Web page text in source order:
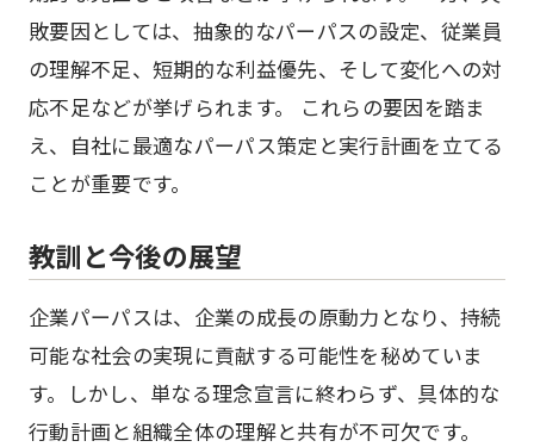
敗要因としては、抽象的なパーパスの設定、従業員
の理解不足、短期的な利益優先、そして変化への対
応不足などが挙げられます。 これらの要因を踏ま
え、自社に最適なパーパス策定と実行計画を立てる
ことが重要です。
教訓と今後の展望
企業パーパスは、企業の成長の原動力となり、持続
可能な社会の実現に貢献する可能性を秘めていま
す。しかし、単なる理念宣言に終わらず、具体的な
行動計画と組織全体の理解と共有が不可欠です。